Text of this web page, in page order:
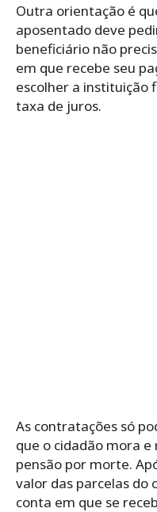
Outra orientação é
aposentado deve
beneficiário não
em que recebe seu
escolher a instituição
taxa de juros.
As contratações só
que o cidadão mora
pensão por morte.
valor das parcelas do
conta em que se